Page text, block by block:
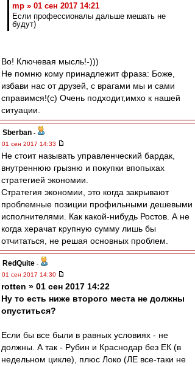
mp » 01 сен 2017 14:21
Если профессионалы дальше мешать не
будут)
Во! Ключевая мысль!-)))
Не помню кому принадлежит фраза: Боже,
избави нас от друзей, с врагами мы и сами
справимся!(с) Очень подходит,имхо к нашей
ситуации.
Sberban -
01 сен 2017 14:33
Не стоит называть управленческий бардак,
внутреннюю грызню и покупки впопыхах
стратегией экономии.
Стратегия экономии, это когда закрывают
проблемные позиции профильными дешевыми
исполнителями. Как какой-нибудь Ростов. А не
когда херачат крупную сумму лишь бы
отчитаться, не решая основных проблем.
RedQuite -
01 сен 2017 14:30
rotten » 01 сен 2017 14:22
Ну то есть ниже второго места не должны
опуститься?
Если бы все были в равных условиях - не
должны. А так - Рубин и Краснодар без ЕК (в
недельном цикле), плюс Локо (ЛЕ все-таки не